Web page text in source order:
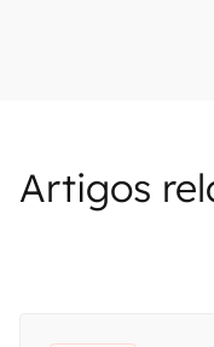
Artigos